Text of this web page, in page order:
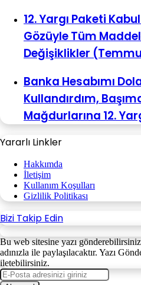
12. Yargı Paketi
Gözüyle Tüm
Değişiklikler
Banka Hesabımı
Kullandırdım,
Mağdurlarına 12.
Yararlı Linkler
Hakkımda
İletişim
Kullanım Koşulları
Gizlilik Politikası
Bizi Takip Edin
Bu web sitesine yazı
adınızla ile paylaşılacaktır. Yazı
iletebilirsiniz.
E-